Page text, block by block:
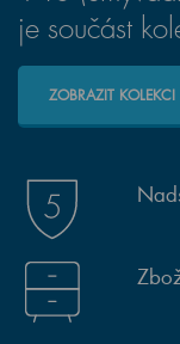
je součást
ZOBRAZIT KOLEKCI